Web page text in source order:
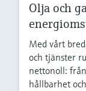
Olja och
Med vårt
och tjänster
nettonoll:
hållbarhet